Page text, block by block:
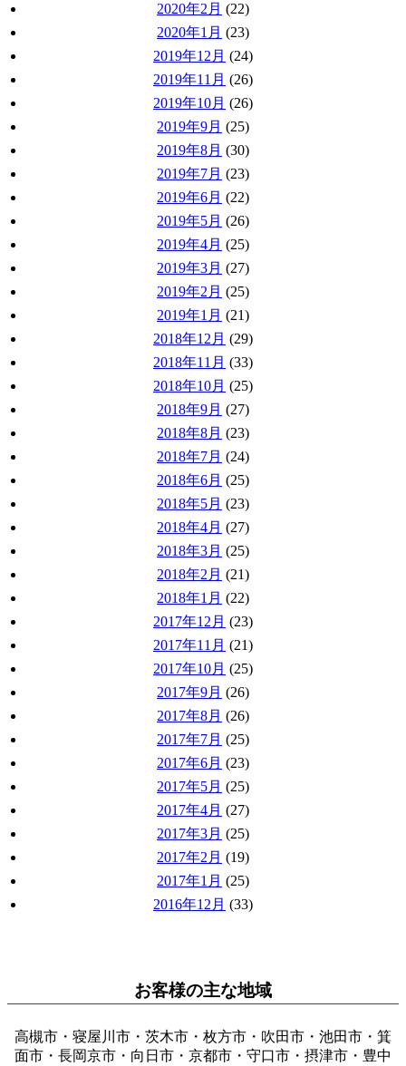
2020年2月 (22)
2020年1月 (23)
2019年12月 (24)
2019年11月 (26)
2019年10月 (26)
2019年9月 (25)
2019年8月 (30)
2019年7月 (23)
2019年6月 (22)
2019年5月 (26)
2019年4月 (25)
2019年3月 (27)
2019年2月 (25)
2019年1月 (21)
2018年12月 (29)
2018年11月 (33)
2018年10月 (25)
2018年9月 (27)
2018年8月 (23)
2018年7月 (24)
2018年6月 (25)
2018年5月 (23)
2018年4月 (27)
2018年3月 (25)
2018年2月 (21)
2018年1月 (22)
2017年12月 (23)
2017年11月 (21)
2017年10月 (25)
2017年9月 (26)
2017年8月 (26)
2017年7月 (25)
2017年6月 (23)
2017年5月 (25)
2017年4月 (27)
2017年3月 (25)
2017年2月 (19)
2017年1月 (25)
2016年12月 (33)
お客様の主な地域
高槻市・寝屋川市・茨木市・枚方市・吹田市・池田市・箕
面市・長岡京市・向日市・京都市・守口市・摂津市・豊中